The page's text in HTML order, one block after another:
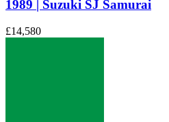
1989 | Suzuki SJ Samurai
£14,580